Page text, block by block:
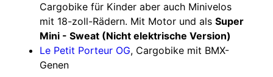
Cargobike für Kinder aber auch Minivelos
mit 18-zoll-Rädern. Mit Motor und als Super
Mini - Sweat (Nicht elektrische Version)
Le Petit Porteur OG, Cargobike mit BMX-
Genen